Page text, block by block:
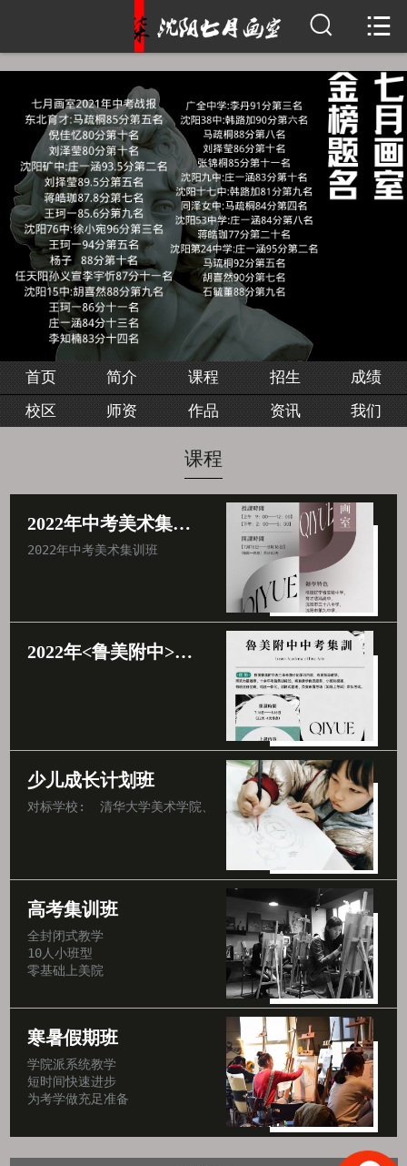
首页
简介
课程
招生
成绩
校区
师资
作品
资讯


首页 简介 课程 招生
成绩
校区
师资 作品 资讯 我们
课程
2022年中考美术集训班
2022年中考美术集训班
2022年<鲁美附中>中考集训班
少儿成长计划班
对标学校:  清华大学美术学院、中央美术学院、北京电影学院、
高考集训班
全封闭式教学
10人小班型
零基础上美院
寒暑假期班
学院派系统教学
短时间快速进步
为考学做充足准备